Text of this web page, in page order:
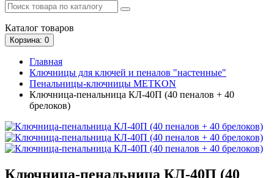
Каталог товаров
Корзина: 0
Главная
Ключницы для ключей и пеналов "настенные"
Пенальницы-ключницы METKON
Ключница-пенальница КЛ-40П (40 пеналов + 40
брелоков)
Ключница-пенальница КЛ-40П (40